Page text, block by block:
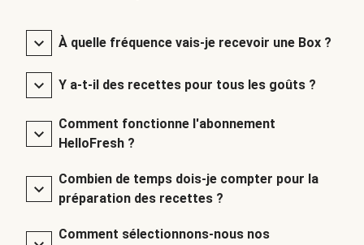
À quelle fréquence vais-je recevoir une Box ?
Y a-t-il des recettes pour tous les goûts ?
Comment fonctionne l'abonnement
HelloFresh ?
Combien de temps dois-je compter pour la
préparation des recettes ?
Comment sélectionnons-nous nos